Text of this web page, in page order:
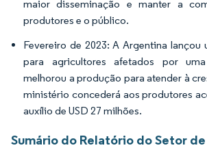
maior disseminação e manter a
produtores e o público.
Fevereiro de 2023: A Argentina lançou
para agricultores afetados por
melhorou a produção para atender à
ministério concederá aos produtores
auxílio de USD 27 milhões.
Sumário do Relatório do Setor